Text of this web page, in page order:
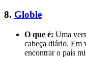
8. Globle
O que é: Uma
cabeça diário. Em
encontrar o país